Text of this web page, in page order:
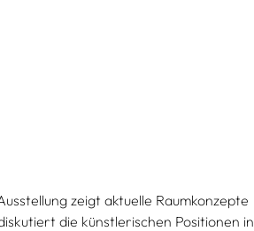
zeigt aktuelle Raumkonzepte
die künstlerischen Positionen in